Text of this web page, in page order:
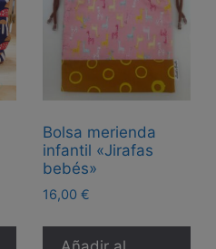
producto
Bolsa merienda
infantil «Jirafas
bebés»
16,00 €